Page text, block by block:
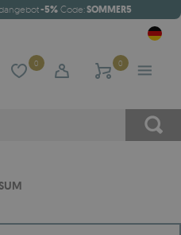
-5%Code:SOMMER5
0 0